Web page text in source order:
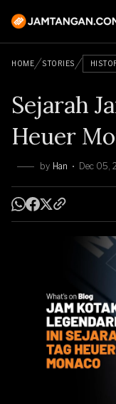
HOME STORIES
Sejarah
Heuer
by Han Dec 05,